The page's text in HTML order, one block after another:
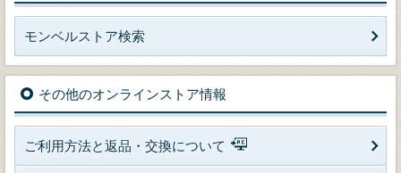
モンベルストア検索
その他のオンラインストア情報
ご利用方法と返品・交換について